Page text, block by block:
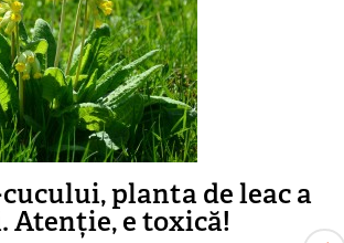
planta de leac a
Atenție, e toxică!